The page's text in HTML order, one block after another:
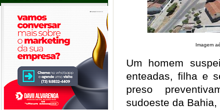
Imagem
Um homem
enteadas, filha e
preso
sudoeste da